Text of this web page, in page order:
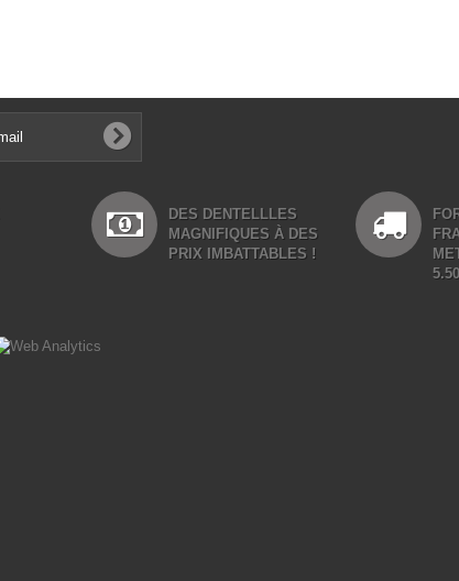
DES DENTELLLES
MAGNIFIQUES À DES
PRIX IMBATTABLES !